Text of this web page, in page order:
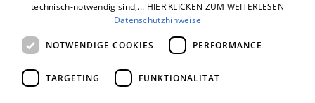
technisch-notwendig sind,... HIER KLICKEN ZUM WEITERLESEN
Datenschutzhinweise
NOTWENDIGE COOKIES PERFORMANCE
TARGETING FUNKTIONALITÄT